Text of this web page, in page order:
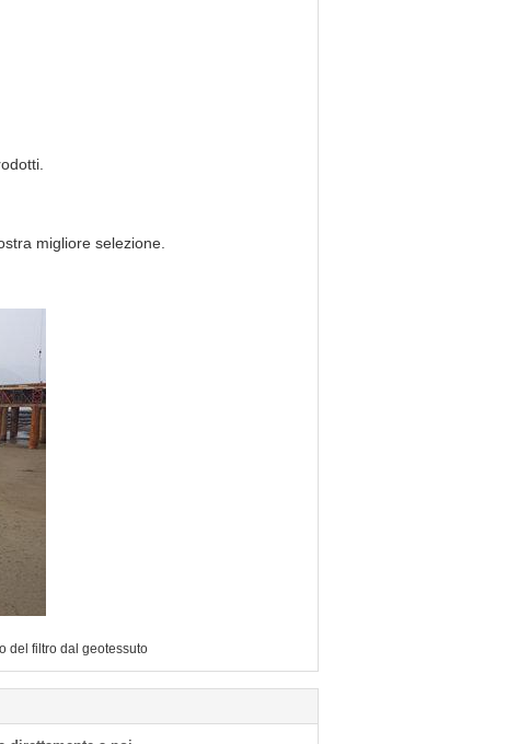
migliore selezione.
del filtro dal geotessuto